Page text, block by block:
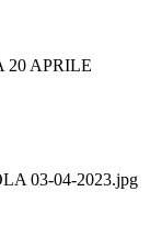
20 APRILE
03-04-2023.jpg